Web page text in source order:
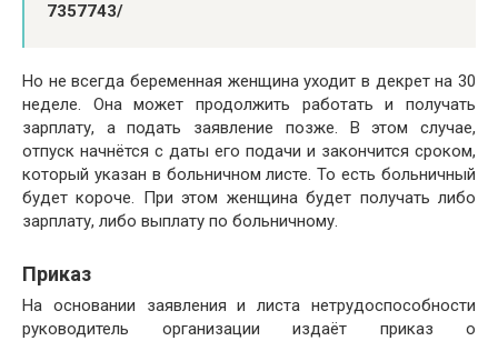
7357743/
Но не всегда беременная женщина уходит в декрет на 30
неделе. Она может продолжить работать и получать
зарплату, а подать заявление позже. В этом случае,
отпуск начнётся с даты его подачи и закончится сроком,
который указан в больничном листе. То есть больничный
будет короче. При этом женщина будет получать либо
зарплату, либо выплату по больничному.
Приказ
На основании заявления и листа нетрудоспособности
руководитель организации издаёт приказ о